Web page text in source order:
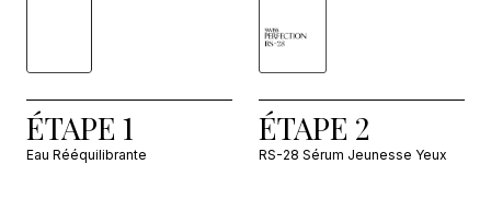
ÉTAPE 1
Eau Rééquilibrante
ÉTAPE 2
RS-28 Sérum Jeunesse Yeux